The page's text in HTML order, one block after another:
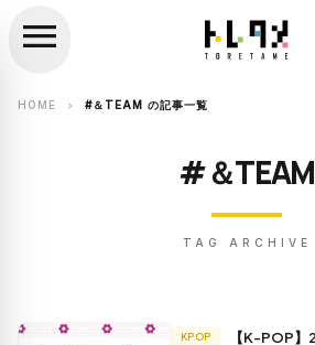
search
menu
HOME chevron_right #＆TEAM の記事一覧
#＆TEAM
TAG ARCHIVE
KPOP